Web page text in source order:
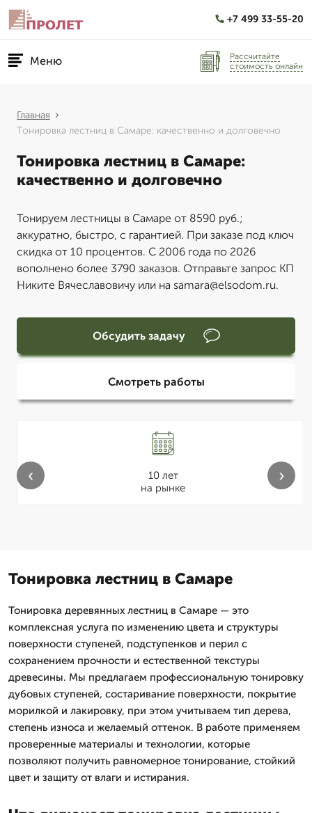
+7 499 33-55-20
Меню
Рассчитайте
стоимость онлайн
Главная
Тонировка лестниц в Самаре: качественно и долговечно
Тонировка лестниц в Самаре:
качественно и долговечно
Тонируем лестницы в Самаре от 8590 руб.;
аккуратно, быстро, с гарантией. При заказе под ключ
скидка от 10 процентов. С 2006 года по 2026
вополнено более 3790 заказов. Отправьте запрос КП
Никите Вячеславовичу или на samara@elsodom.ru.
Обсудить задачу
Смотреть работы
10 лет
на рынке
‹ ›
Тонировка лестниц в Самаре
Тонировка деревянных лестниц в Самаре — это
комплексная услуга по изменению цвета и структуры
поверхности ступеней, подступенков и перил с
сохранением прочности и естественной текстуры
древесины. Мы предлагаем профессиональную тонировку
дубовых ступеней, состаривание поверхности, покрытие
морилкой и лакировку, при этом учитываем тип дерева,
степень износа и желаемый оттенок. В работе применяем
проверенные материалы и технологии, которые
позволяют получить равномерное тонирование, стойкий
цвет и защиту от влаги и истирания.